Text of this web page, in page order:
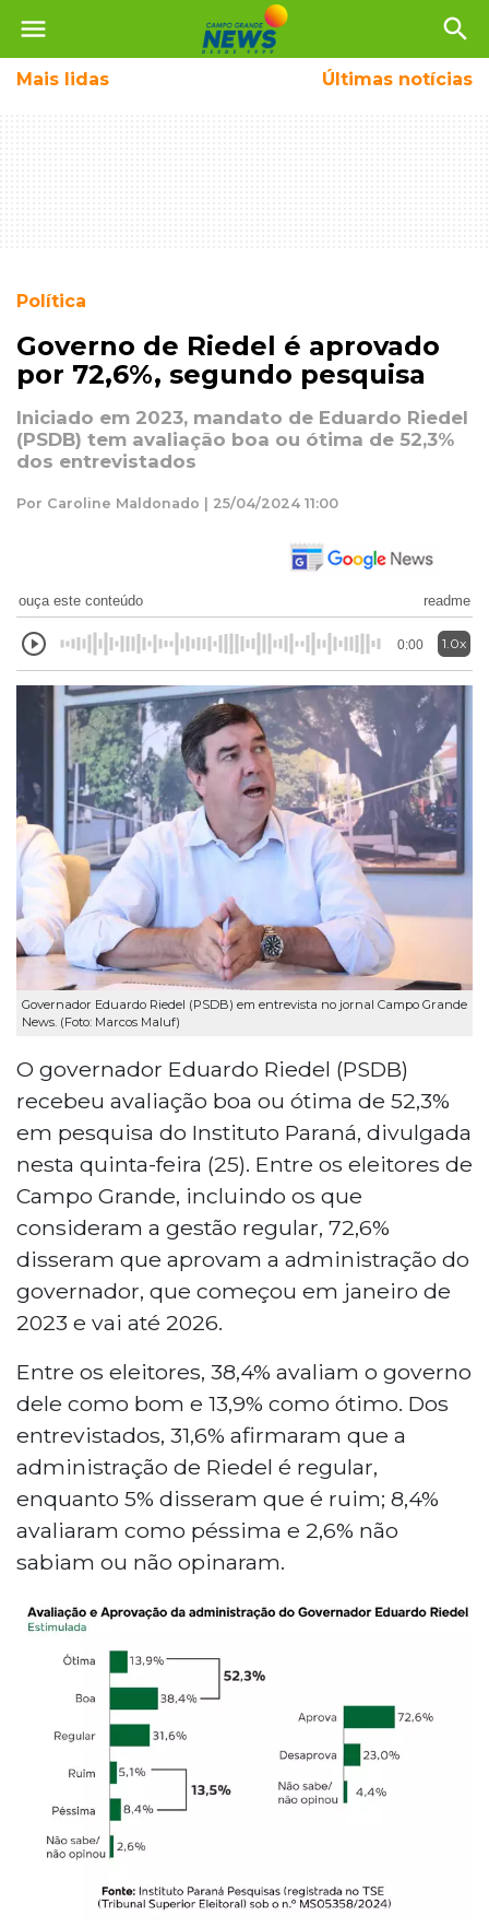
menu search
Mais lidas Últimas notícias
Política
Governo de Riedel é aprovado
por 72,6%, segundo pesquisa
Iniciado em 2023, mandato de Eduardo Riedel
(PSDB) tem avaliação boa ou ótima de 52,3%
dos entrevistados
Por Caroline Maldonado | 25/04/2024 11:00
ouça este conteúdo readme
0:00 1.0x
Governador Eduardo Riedel (PSDB) em entrevista no jornal Campo Grande
News. (Foto: Marcos Maluf)
O governador Eduardo Riedel (PSDB)
recebeu avaliação boa ou ótima de 52,3%
em pesquisa do Instituto Paraná, divulgada
nesta quinta-feira (25). Entre os eleitores de
Campo Grande, incluindo os que
consideram a gestão regular, 72,6%
disseram que aprovam a administração do
governador, que começou em janeiro de
2023 e vai até 2026.
Entre os eleitores, 38,4% avaliam o governo
dele como bom e 13,9% como ótimo. Dos
entrevistados, 31,6% afirmaram que a
administração de Riedel é regular,
enquanto 5% disseram que é ruim; 8,4%
avaliaram como péssima e 2,6% não
sabiam ou não opinaram.